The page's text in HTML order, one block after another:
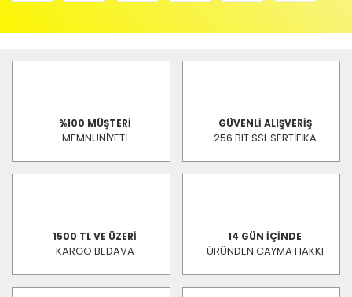
%100 MÜŞTERİ
MEMNUNİYETİ
GÜVENLİ ALIŞVERİŞ
256 BIT SSL SERTİFİKA
1500 TL VE ÜZERİ
KARGO BEDAVA
14 GÜN İÇİNDE
ÜRÜNDEN CAYMA HAKKI